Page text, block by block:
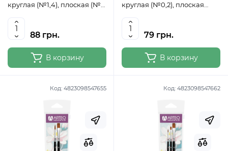
круглая (№1,4), плоская (№
START
88 грн.
В корзину
круглая (№0,2), плоская
79 грн.
В корзину
Код: 4823098547655 Код: 4823098547662